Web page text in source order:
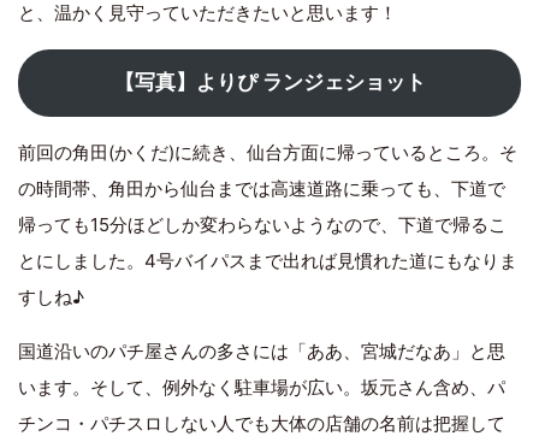
と、温かく見守っていただきたいと思います！
【写真】よりぴ ランジェショット
前回の角田(かくだ)に続き、仙台方面に帰っているところ。そ
の時間帯、角田から仙台までは高速道路に乗っても、下道で
帰っても15分ほどしか変わらないようなので、下道で帰るこ
とにしました。4号バイパスまで出れば見慣れた道にもなりま
すしね♪
国道沿いのパチ屋さんの多さには「ああ、宮城だなあ」と思
います。そして、例外なく駐車場が広い。坂元さん含め、パ
チンコ・パチスロしない人でも大体の店舗の名前は把握して